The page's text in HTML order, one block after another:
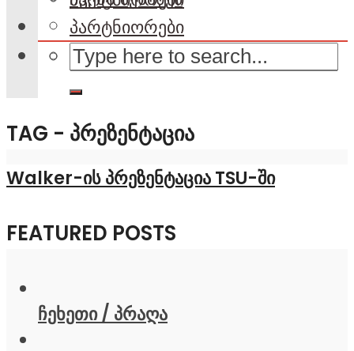
პარტნიორები
TAG - ᲞᲠᲔᲖᲔᲜᲢᲐᲪᲘᲐ
Walker-ის პრეზენტაცია TSU-ში
FEATURED POSTS
ჩეხეთი / პრაღა